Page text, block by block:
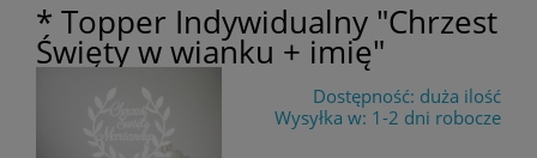
* Topper Indywidualny "Chrzest
Święty w wianku + imię"
Dostępność: duża ilość
Wysyłka w: 1-2 dni robocze